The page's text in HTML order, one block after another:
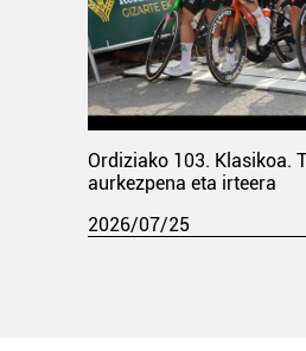
Ordiziako 103. Klasikoa.
aurkezpena eta irteera
2026/07/25